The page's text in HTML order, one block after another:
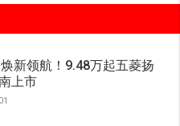
新领航！9.48万起五菱扬
上市